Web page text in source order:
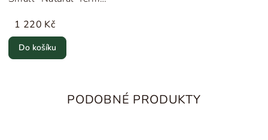
1 220 Kč
Do košíku
PODOBNÉ PRODUKTY